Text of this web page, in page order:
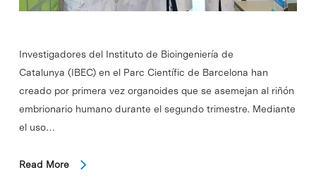
Investigadores del Instituto de Bioingeniería de
Catalunya (IBEC) en el Parc Científic de Barcelona han
creado por primera vez organoides que se asemejan al riñón
embrionario humano durante el segundo trimestre. Mediante
el uso…
Read More